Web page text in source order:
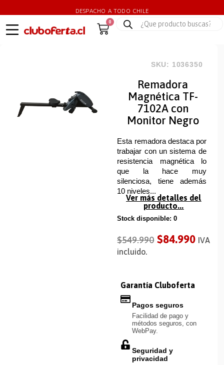
DESPACHO A TODO CHILE
0
SKU: 1036350
Remadora
Magnética TF-
7102A con
Monitor Negro
Esta remadora destaca por
trabajar con un sistema de
resistencia magnética lo
que la hace muy
silenciosa, tiene además
10 niveles...
Ver más detalles del
producto...
Stock disponible: 0
$549.990 $84.990 IVA
incluido.
Garantía Cluboferta
Pagos seguros
Facilidad de pago y
métodos seguros, con
WebPay.
Seguridad y
privacidad